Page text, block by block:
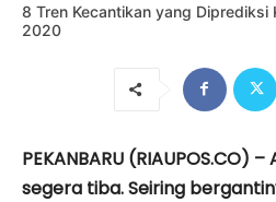
8 Tren Kecantikan yang Diprediksi
2020
PEKANBARU (RIAUPOS.CO)
segera tiba. Seiring